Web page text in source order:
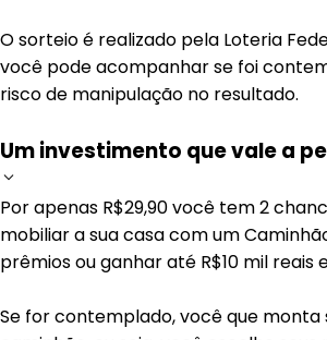
O sorteio é realizado pela Loteria
você pode acompanhar se foi
risco de manipulação no resultado.
Um investimento que vale a
Por apenas R$29,90 você tem 2
mobiliar a sua casa com um
prêmios ou ganhar até R$10 mil reais
Se for contemplado, você que monta